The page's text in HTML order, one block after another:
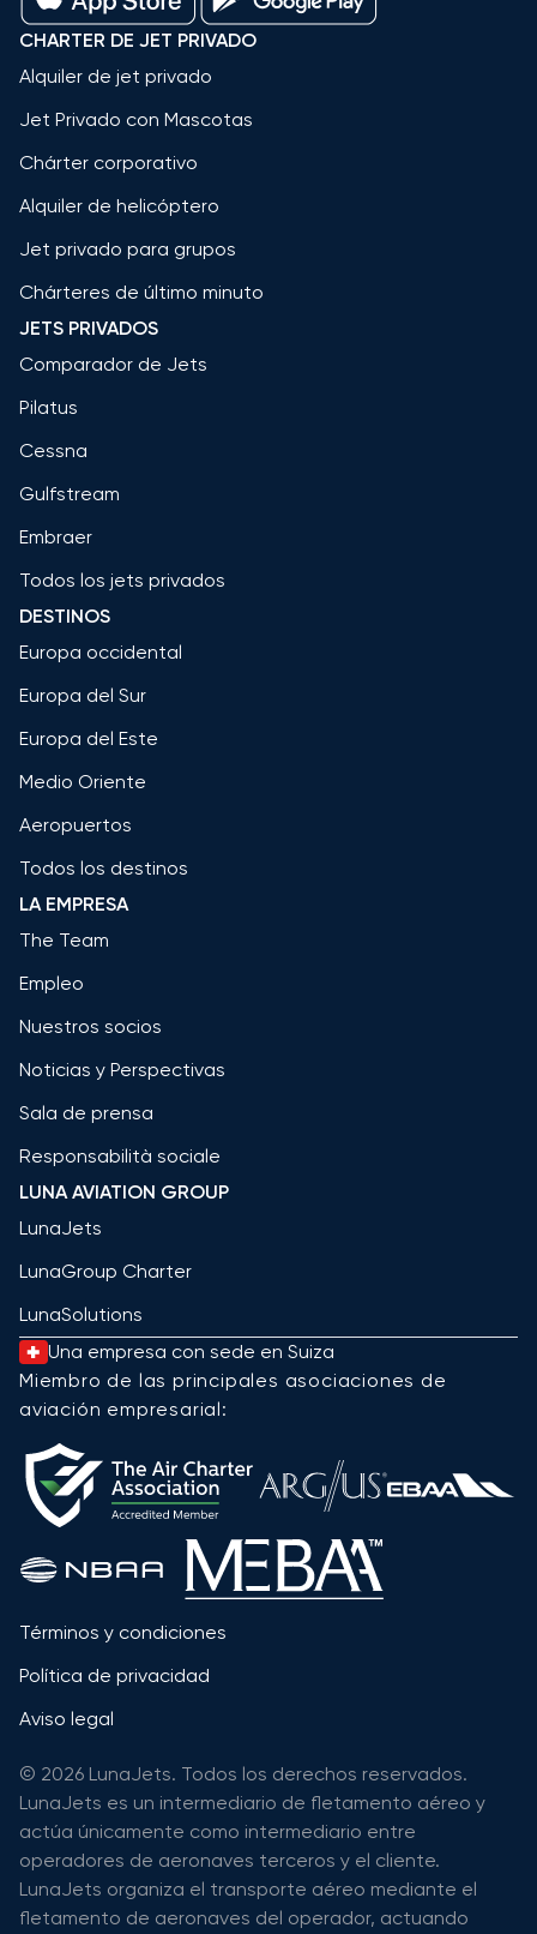
CHARTER DE JET PRIVADO
Alquiler de jet privado
Jet Privado con Mascotas
Chárter corporativo
Alquiler de helicóptero
Jet privado para grupos
Chárteres de último minuto
JETS PRIVADOS
Comparador de Jets
Pilatus
Cessna
Gulfstream
Embraer
Todos los jets privados
DESTINOS
Europa occidental
Europa del Sur
Europa del Este
Medio Oriente
Aeropuertos
Todos los destinos
LA EMPRESA
The Team
Empleo
Nuestros socios
Noticias y Perspectivas
Sala de prensa
Responsabilità sociale
LUNA AVIATION GROUP
LunaJets
LunaGroup Charter
LunaSolutions
Una empresa con sede en Suiza
Miembro de las principales asociaciones de
aviación empresarial:
Términos y condiciones
Política de privacidad
Aviso legal
© 2026 LunaJets. Todos los derechos reservados.
LunaJets es un intermediario de fletamento aéreo y
actúa únicamente como intermediario entre
operadores de aeronaves terceros y el cliente.
LunaJets organiza el transporte aéreo mediante el
fletamento de aeronaves del operador, actuando